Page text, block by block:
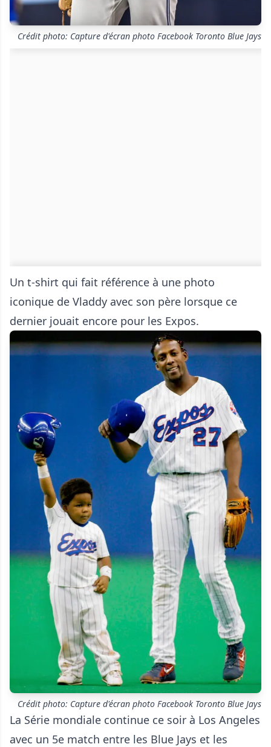
Crédit photo: Capture d'écran photo Facebook Toronto Blue Jays
Un t-shirt qui fait référence à une photo
iconique de Vladdy avec son père lorsque ce
dernier jouait encore pour les Expos.
Crédit photo: Capture d'écran photo Facebook Toronto Blue Jays
La Série mondiale continue ce soir à Los Angeles
avec un 5e match entre les Blue Jays et les